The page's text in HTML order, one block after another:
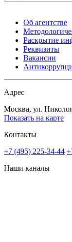
Об агентстве
Раскрытие
Реквизиты
Вакансии
Адрес
Москва, ул.
Показать на карте
Контакты
+7 (495) 225-34-44
Наши каналы